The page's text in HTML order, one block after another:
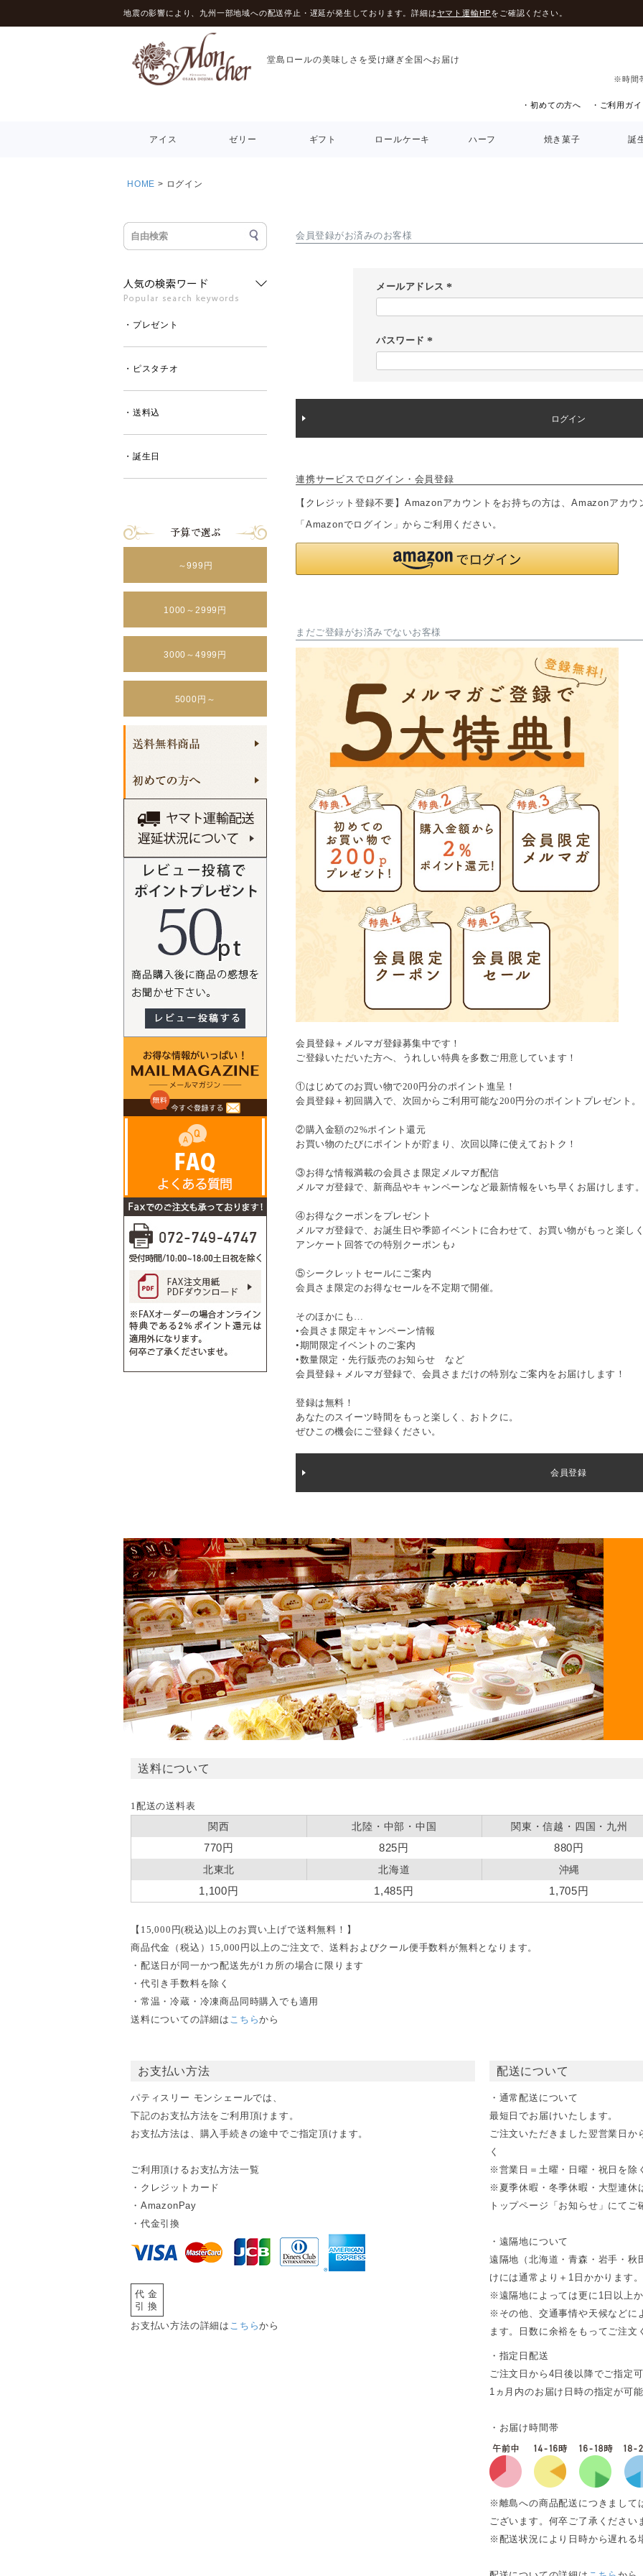
地震の影響により、九州一部地域への配送停止・遅延が発生しております。詳細はヤマト運輸HPをご確認ください。
堂島ロールの美味しさを受け継ぎ全国へお届け
※時間
・初めての方へ ・ご利用ガイ
アイス ゼリー ギフト ロールケーキ ハーフ 焼き菓子 誕
HOME ログイン
・プレゼント
・ピスタチオ
・送料込
・誕生日
～999円
1000～2999円
3000～4999円
5000円～
会員登録がお済みのお客様
メールアドレス
(
必
パスワード
(
必
)
ログイン
連携サービスでログイン・会員登録
【クレジット登録不要】Amazonアカウントをお持ちの方は、Amazonアカウ
「Amazonでログイン」からご利用ください。
まだご登録がお済みでないお客様
会員登録＋メルマガ登録募集中です！
ご登録いただいた方へ、うれしい特典を多数ご用意しています！
①はじめてのお買い物で200円分のポイント進呈！
会員登録＋初回購入で、次回からご利用可能な200円分のポイントプレゼント。
②購入金額の2%ポイント還元
お買い物のたびにポイントが貯まり、次回以降に使えておトク！
③お得な情報満載の会員さま限定メルマガ配信
メルマガ登録で、新商品やキャンペーンなど最新情報をいち早くお届けします。
④お得なクーポンをプレゼント
メルマガ登録で、お誕生日や季節イベントに合わせて、お買い物がもっと楽し
アンケート回答での特別クーポンも♪
⑤シークレットセールにご案内
会員さま限定のお得なセールを不定期で開催。
そのほかにも…
•会員さま限定キャンペーン情報
•期間限定イベントのご案内
•数量限定・先行販売のお知らせ など
会員登録＋メルマガ登録で、会員さまだけの特別なご案内をお届けします！
登録は無料！
あなたのスイーツ時間をもっと楽しく、おトクに。
ぜひこの機会にご登録ください。
会員登録
送料について
1配送の送料表
関西 北陸・中部・中国 関東・信越・四国・九州
770円 825円 880円
北東北 北海道 沖縄
1,100円 1,485円 1,705円
【15,000円(税込)以上のお買い上げで送料無料！】
商品代金（税込）15,000円以上のご注文で、送料およびクール便手数料が無料となります。
・配送日が同一かつ配送先が1カ所の場合に限ります
・代引き手数料を除く
・常温・冷蔵・冷凍商品同時購入でも適用
送料についての詳細は こちらから
お支払い方法
パティスリー モンシェールでは、
下記のお支払方法をご利用頂けます。
お支払方法は、購入手続きの途中でご指定頂けます。
ご利用頂けるお支払方法一覧
・クレジットカード
・AmazonPay
・代金引換
代金
引換
お支払い方法の詳細は こちらから
配送について
・通常配送について
最短日でお届けいたします。
ご注文いただきました翌営業日
く
※営業日＝土曜・日曜・祝日を除
※夏季休暇・冬季休暇・大型連休
トップページ「お知らせ」にてご
・遠隔地について
遠隔地（北海道・青森・岩手・秋
けには通常より＋1日かかります。
※遠隔地によっては更に1日以上
※その他、交通事情や天候などに
ます。日数に余裕をもってご注文
・指定日配送
ご注文日から4日後以降でご指定可
1ヵ月内のお届け日時の指定が可能
・お届け時間帯
※離島への商品配送につきまして
ございます。何卒ご了承ください
※配送状況により日時から遅れる